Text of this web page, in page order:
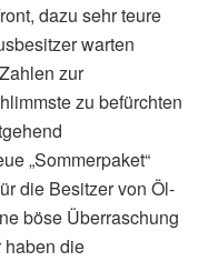
dazu sehr teure
warten
zur
zu befürchten
„Sommerpaket“
die Besitzer von Öl-
böse Überraschung
haben die